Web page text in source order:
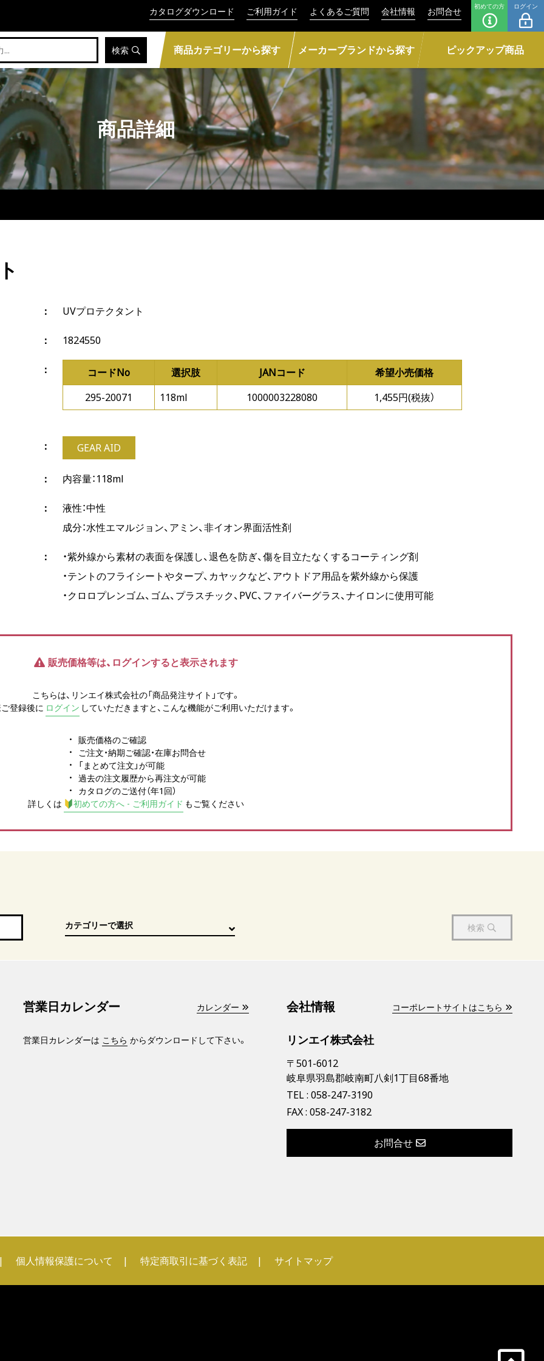
カタログダウンロード ご利用ガイド よくあるご質問 会社情報 お問合せ 初めての方 ログイン
検索 商品カテゴリーから探す メーカーブランドから探す ピックアップ商品
商品詳細
UVプロテクタント
1824550
コードNo 選択肢 JANコード
希望小売価格
295-20071
118ml 1000003228080 1,455円(税抜）
GEAR AID
内容量：118ml
液性：中性
成分：水性エマルジョン、アミン、非イオン界面活性剤
・紫外線から素材の表面を保護し、退色を防ぎ、傷を目立たなくするコーティング剤
・テントのフライシートやタープ、カヤックなど、アウトドア用品を紫外線から保護
・クロロプレンゴム、ゴム、プラスチック、PVC、ファイバーグラス、ナイロンに使用可能
販売価格等は、ログインすると表示されます
こちらは、リンエイ株式会社の「商品発注サイト」です。
登録後に ログイン していただきますと、こんな機能がご利用いただけます。
販売価格のご確認
ご注文・納期ご確認・在庫お問合せ
「まとめて注文」が可能
過去の注文履歴から再注文が可能
カタログのご送付（年1回）
詳しくは
初めての方へ - ご利用ガイド もご覧ください
検索
営業日カレンダー カレンダー
営業日カレンダーは こちら からダウンロードして下さい。
会社情報 コーポレートサイトはこちら
リンエイ株式会社
〒501-6012
岐阜県羽島郡岐南町八剣1丁目68番地
TEL : 058-247-3190
FAX : 058-247-3182
お問合せ
個人情報保護について 特定商取引に基づく表記 サイトマップ